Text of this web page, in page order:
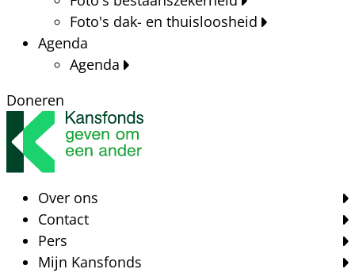
Foto's dak- en thuisloosheid
Agenda
Agenda
Doneren
Over ons
Contact
Pers
Mijn Kansfonds